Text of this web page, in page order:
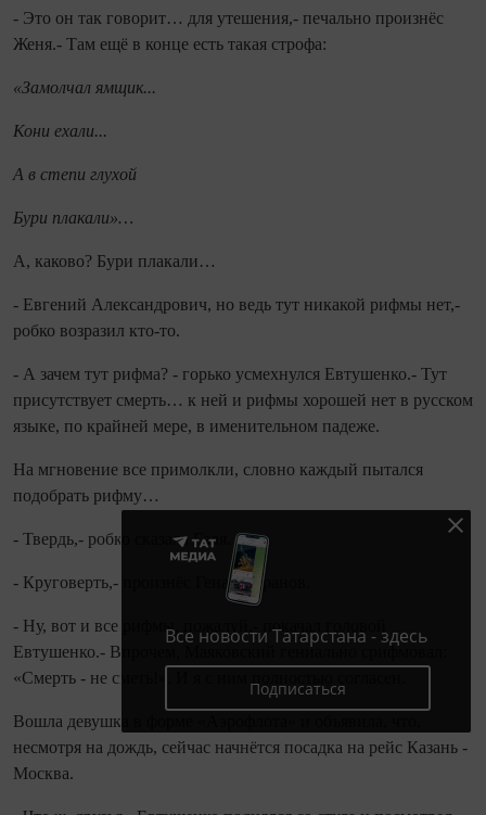
- Это он так говорит… для утешения,- печально произнёс
Женя.- Там ещё в конце есть такая строфа:
«Замолчал ямщик...
Кони ехали...
А в степи глухой
Бури плакали»…
А, каково? Бури плакали…
- Евгений Александрович, но ведь тут никакой рифмы нет,-
робко возразил кто-то.
- А зачем тут рифма? - горько усмехнулся Евтушенко.- Тут
присутствует смерть… к ней и рифмы хорошей нет в русском
языке, по крайней мере, в именительном падеже.
На мгновение все примолкли, словно каждый пытался
подобрать рифму…
- Твердь,- робко сказала Галя.
- Круговерть,- произнёс Гена Капранов.
- Ну, вот и все рифмы, пожалуй,- покачал головой
Евтушенко.- Впрочем, Маяковский гениально срифмовал:
«Смерть - не сметь!». И я с ним полностью согласен.
Вошла девушка в форме «Аэрофлота» и объявила, что,
несмотря на дождь, сейчас начнётся посадка на рейс Казань -
Москва.
Все новости Татарстана - здесь
Подписаться